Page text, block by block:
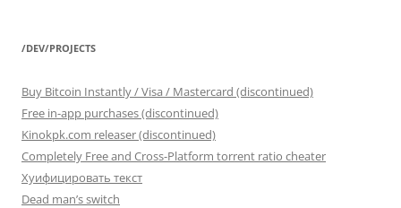
/DEV/PROJECTS
Buy Bitcoin Instantly / Visa / Mastercard (discontinued)
Free in-app purchases (discontinued)
Kinokpk.com releaser (discontinued)
Completely Free and Cross-Platform torrent ratio cheater
Хуифицировать текст
Dead man’s switch